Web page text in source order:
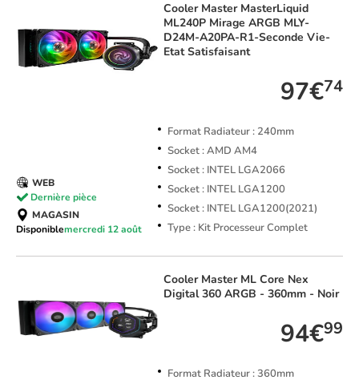
Cooler Master MasterLiquid
ML240P Mirage ARGB MLY-
D24M-A20PA-R1-Seconde Vie-
Etat Satisfaisant
97€74
Format Radiateur : 240mm
Socket : AMD AM4
Socket : INTEL LGA2066
Socket : INTEL LGA1200
Socket : INTEL LGA1200(2021)
Type : Kit Processeur Complet
WEB
Dernière pièce
MAGASIN
Disponiblemercredi 12 août
Cooler Master ML Core Nex
Digital 360 ARGB - 360mm - Noir
94€99
Format Radiateur : 360mm